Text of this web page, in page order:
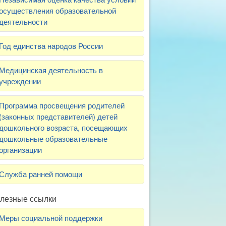
образовательной
единства народов России
деятельность в
просвещения родителей
представителей) детей
возраста, посещающих
образовательные
ранней помощи
ссылки
социальной поддержки